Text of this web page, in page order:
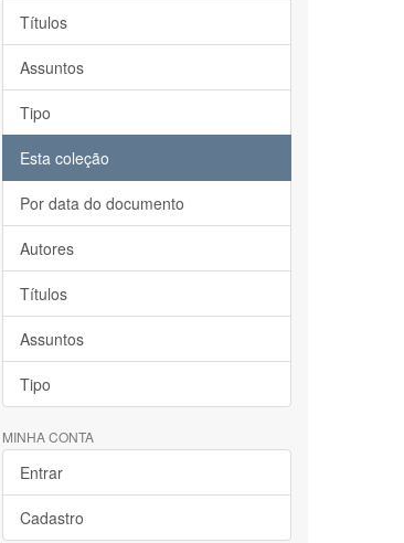
Títulos
Assuntos
Tipo
Esta coleção
Por data do documento
Autores
Títulos
Assuntos
Tipo
MINHA CONTA
Entrar
Cadastro